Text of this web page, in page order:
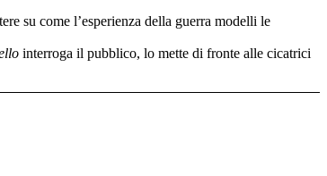
su come l’esperienza della guerra modelli le
interroga il pubblico, lo mette di fronte alle cicatrici